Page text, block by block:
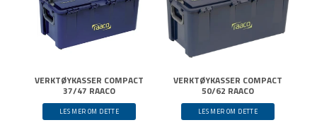
VERKTØYKASSER COMPACT
37/47 RAACO
LES MER OM DETTE
VERKTØYKASSER COMPACT
50/62 RAACO
LES MER OM DETTE